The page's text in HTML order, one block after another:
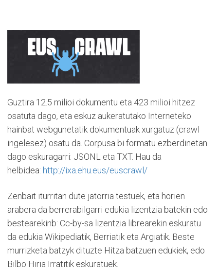
Guztira 12.5 milioi dokumentu eta 423 milioi hitzez
osatuta dago, eta eskuz aukeratutako Interneteko
hainbat webgunetatik dokumentuak xurgatuz (crawl
ingelesez) osatu da. Corpusa bi formatu ezberdinetan
dago eskuragarri: JSONL eta TXT. Hau da
helbidea: http://ixa.ehu.eus/euscrawl/
Zenbait iturritan dute jatorria testuek, eta horien
arabera da berrerabilgarri edukia lizentzia batekin edo
bestearekinb: Cc-by-sa lizentzia librearekin eskuratu
da edukia Wikipediatik, Berriatik eta Argiatik. Beste
murrizketa batzyk dituzte Hitza batzuen edukiek, edo
Bilbo Hiria Irratitik eskuratuek.